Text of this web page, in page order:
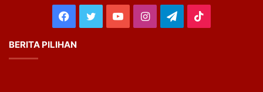
Facebook
TwitterYouTubeInstagram
Telegram
BERITA PILIHAN